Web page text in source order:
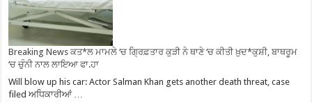
Breaking News ਕਤ*ਲ ਮਾਮਲੇ ‘ਚ ਗ੍ਰਿਫ਼ਤਾਰ ਕੁੜੀ ਨੇ ਥਾਣੇ ‘ਚ ਕੀਤੀ ਖ਼ੁਦ*ਕੁਸ਼ੀ, ਬਾਥਰੂਮ
‘ਚ ਚੁੰਨੀ ਨਾਲ ਲਾਇਆ ਫਾ.ਹਾ
Will blow up his car: Actor Salman Khan gets another death threat, case
filed ਅਧਿਕਾਰੀਆਂ …